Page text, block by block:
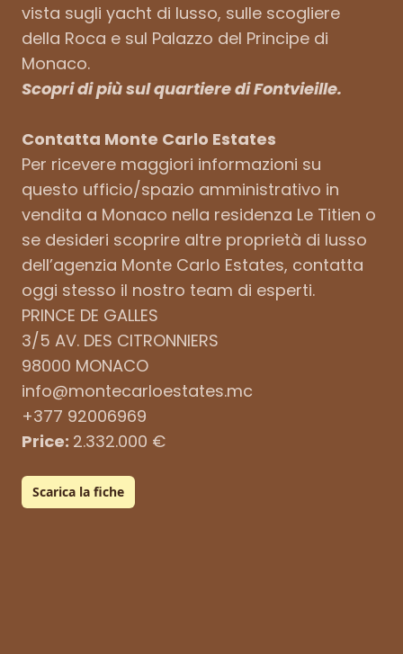
vista sugli yacht di lusso, sulle scogliere
della Roca e sul Palazzo del Principe di
Monaco.
Scopri di più sul quartiere di Fontvieille.
Contatta Monte Carlo Estates
Per ricevere maggiori informazioni su
questo ufficio/spazio amministrativo in
vendita a Monaco nella residenza Le Titien o
se desideri scoprire altre proprietà di lusso
dell’agenzia Monte Carlo Estates, contatta
oggi stesso il nostro team di esperti.
PRINCE DE GALLES
3/5 AV. DES CITRONNIERS
98000 MONACO
info@montecarloestates.mc
+377 92006969
Price: 2.332.000 €
Scarica la fiche